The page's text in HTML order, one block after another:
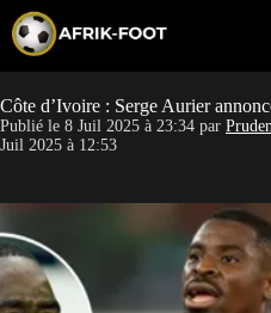
p
o
c
t
n
Côte d’Ivoire : Serge Aurier
Publié le 8 Juil 2025 à 23:34 par
Juil 2025 à 12:53